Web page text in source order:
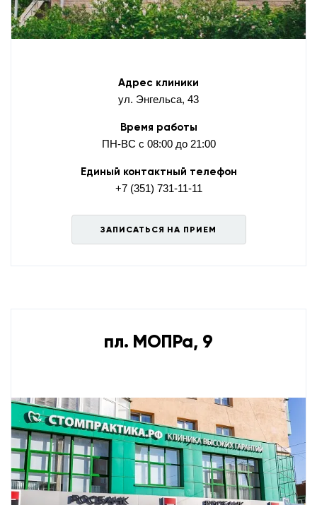
Адрес клиники
ул. Энгельса, 43
Время работы
ПН-ВС с 08:00 до 21:00
Единый контактный телефон
+7 (351) 731-11-11
ЗАПИСАТЬСЯ НА ПРИЕМ
пл. МОПРа, 9